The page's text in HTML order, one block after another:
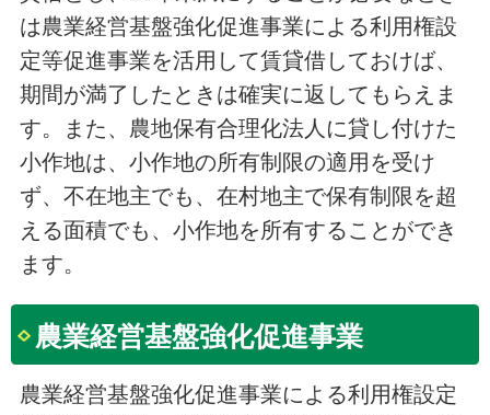
は農業経営基盤強化促進事業による利用権設
定等促進事業を活用して賃貸借しておけば、
期間が満了したときは確実に返してもらえま
す。また、農地保有合理化法人に貸し付けた
小作地は、小作地の所有制限の適用を受け
ず、不在地主でも、在村地主で保有制限を超
える面積でも、小作地を所有することができ
ます。
農業経営基盤強化促進事業
農業経営基盤強化促進事業による利用権設定